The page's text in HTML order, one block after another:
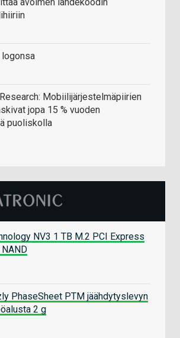
Mobiilijärjestelmäpiirien
jopa 15 % vuoden
puoliskolla
NV3 1 TB M.2 PCI Express
PhaseSheet PTM jäähdytyslevyn
2 g